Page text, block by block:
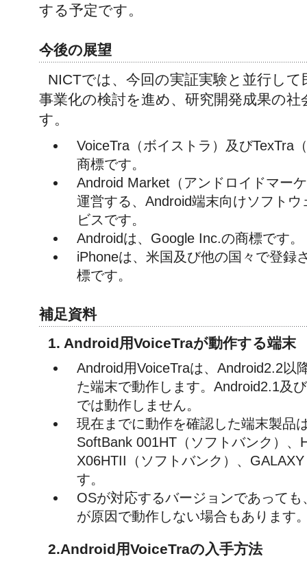
する予定です。
今後の展望
NICTでは、今回の実証実験と並行し
事業化の検討を進め、研究開発成果の
す。
VoiceTra（ボイストラ）及びTexTra
商標です。
Android Market（アンドロイドマー
運営する、Android端末向けソフト
ビスです。
Androidは、Google Inc.の商標です。
iPhoneは、米国及び他の国々で登録
標です。
補足資料
1. Android用VoiceTraが動作する端末
Android用VoiceTraは、Android2.2以
た端末で動作します。Android2.1及
では動作しません。
現在までに動作を確認した端末製品
SoftBank 001HT（ソフトバンク）、
X06HTII（ソフトバンク）、
す。
OSが対応するバージョンであって
が原因で動作しない場合もあります
2.Android用VoiceTraの入手方法